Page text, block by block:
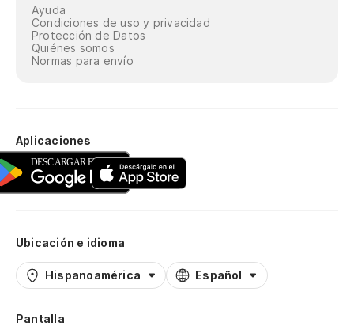
Ayuda
Condiciones de uso y privacidad
Protección de Datos
Quiénes somos
Normas para envío
Aplicaciones
Ubicación e idioma
Hispanoamérica Español
Pantalla